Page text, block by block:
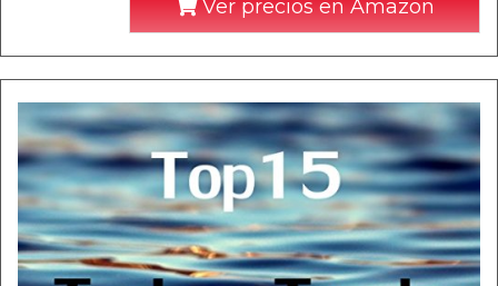
Ver precios en Amazon